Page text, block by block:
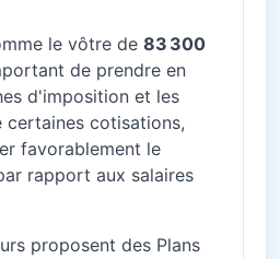
le vôtre de 83 300
de prendre en
d'imposition et les
certaines cotisations,
favorablement le
rapport aux salaires
proposent des Plans